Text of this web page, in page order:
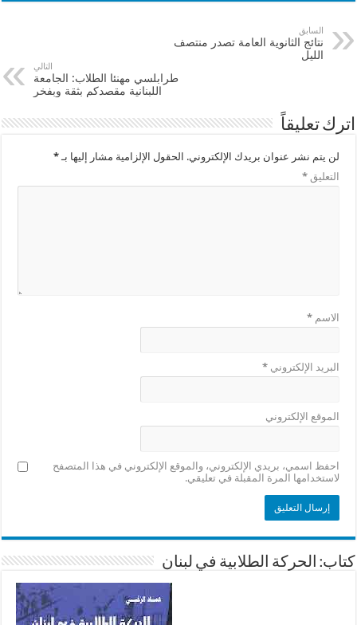
السابق
نتائج الثانوية العامة تصدر منتصف
الليل
التالي
طرابلسي مهنئا الطلاب: الجامعة
اللبنانية مقصدكم بثقة وبفخر
اترك تعليقاً
لن يتم نشر عنوان بريدك الإلكتروني. الحقول الإلزامية مشار إليها بـ*
التعليق*
الاسم*
البريد الإلكتروني*
الموقع الإلكتروني
احفظ اسمي، بريدي الإلكتروني، والموقع الإلكتروني في هذا المتصفح
لاستخدامها المرة المقبلة في تعليقي.
كتاب: الحركة الطلابية في لبنان